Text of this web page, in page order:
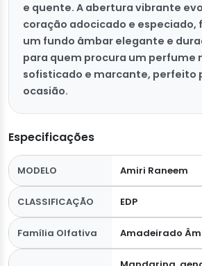
e quente. A abertura vibrante
coração adocicado e especiado,
um fundo âmbar elegante e
para quem procura um perfume
sofisticado e marcante, perfeito
ocasião.
Especificações
MODELO Amiri Raneem
CLASSIFICAÇÃO EDP
Família Olfativa Amadeirado